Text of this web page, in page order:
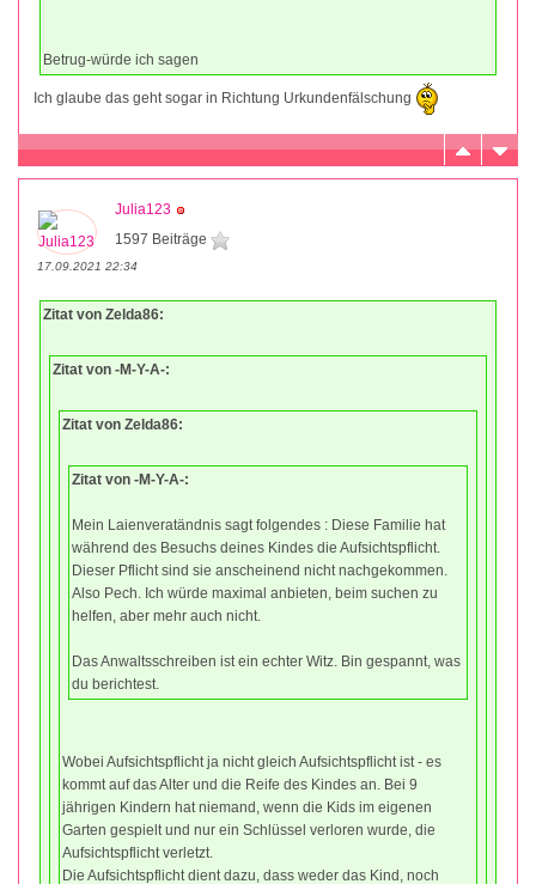
Betrug-würde ich sagen
Ich glaube das geht sogar in Richtung Urkundenfälschung
Julia123
1597 Beiträge
17.09.2021 22:34
Zitat von Zelda86:
Zitat von -M-Y-A-:
Zitat von Zelda86:
Zitat von -M-Y-A-:
Mein Laienveratändnis sagt folgendes : Diese Familie hat
während des Besuchs deines Kindes die Aufsichtspflicht.
Dieser Pflicht sind sie anscheinend nicht nachgekommen.
Also Pech. Ich würde maximal anbieten, beim suchen zu
helfen, aber mehr auch nicht.
Das Anwaltsschreiben ist ein echter Witz. Bin gespannt, was
du berichtest.
Wobei Aufsichtspflicht ja nicht gleich Aufsichtspflicht ist - es
kommt auf das Alter und die Reife des Kindes an. Bei 9
jährigen Kindern hat niemand, wenn die Kids im eigenen
Garten gespielt und nur ein Schlüssel verloren wurde, die
Aufsichtspflicht verletzt.
Die Aufsichtspflicht dient dazu, dass weder das Kind, noch